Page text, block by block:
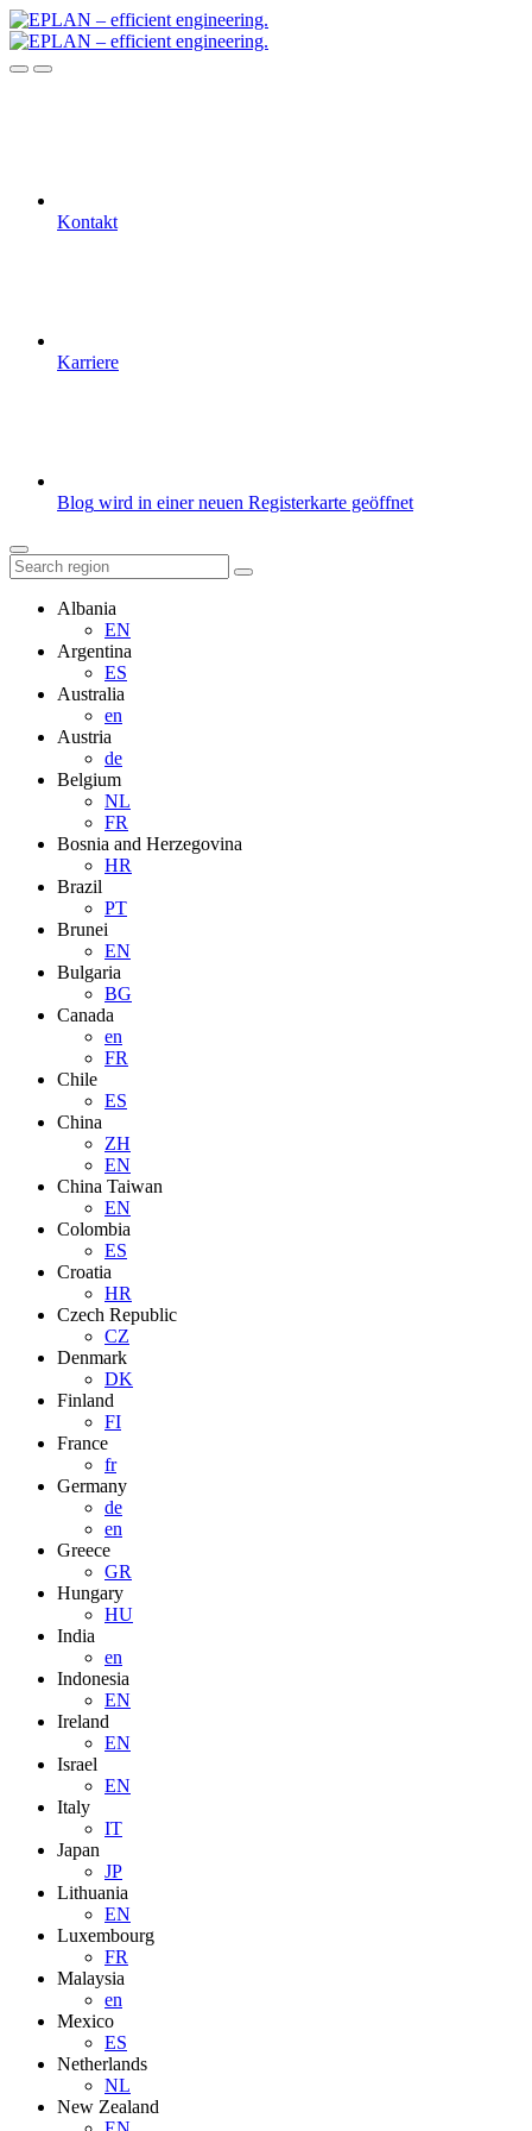
Kontakt
Karriere
Blog wird in einer neuen Registerkarte geöffnet
Albania
EN
Argentina
ES
Australia
en
Austria
de
Belgium
NL
FR
Bosnia and Herzegovina
HR
Brazil
PT
Brunei
EN
Bulgaria
BG
Canada
en
FR
Chile
ES
China
ZH
EN
China Taiwan
EN
Colombia
ES
Croatia
HR
Czech Republic
CZ
Denmark
DK
Finland
FI
France
fr
Germany
de
en
Greece
GR
Hungary
HU
India
en
Indonesia
EN
Ireland
EN
Israel
EN
Italy
IT
Japan
JP
Lithuania
EN
Luxembourg
FR
Malaysia
en
Mexico
ES
Netherlands
NL
New Zealand